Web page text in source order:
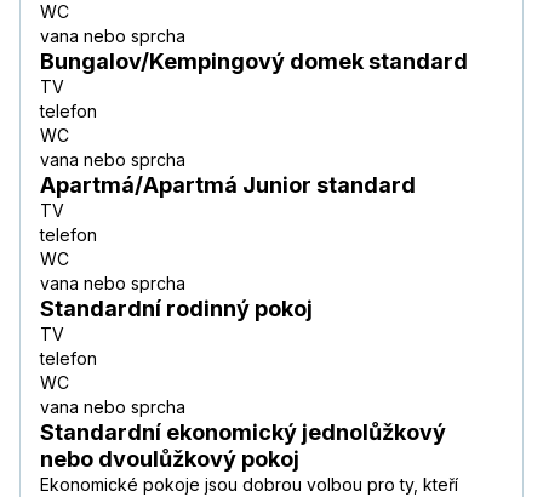
WC
vana nebo sprcha
Bungalov/Kempingový domek standard
TV
telefon
WC
vana nebo sprcha
Apartmá/Apartmá Junior standard
TV
telefon
WC
vana nebo sprcha
Standardní rodinný pokoj
TV
telefon
WC
vana nebo sprcha
Standardní ekonomický jednolůžkový
nebo dvoulůžkový pokoj
Ekonomické pokoje jsou dobrou volbou pro ty, kteří